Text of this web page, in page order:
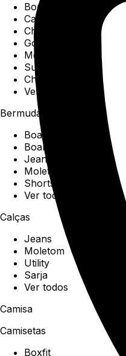
Boné
Carteiras
Chaveiros
Gorros
Meias
Sunga
Chinelos
Ver todos
Bermudas
Boardshorts
Boardwalk
Jeans
Moletom
Shorts
Ver todos
Calças
Jeans
Moletom
Utility
Sarja
Ver todos
Camisa
Camisetas
Boxfit